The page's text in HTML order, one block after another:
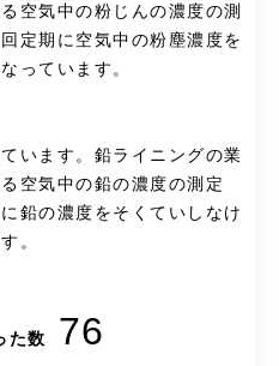
空気中の粉じんの濃度の測
定期に空気中の粉塵濃度を
っています。
います。鉛ライニングの業
空気中の鉛の濃度の測定
鉛の濃度をそくていしなけ
。
た数 76